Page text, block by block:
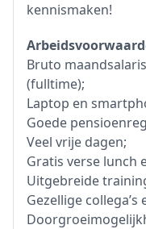
kennismaken!
Bruto
(fulltime);
Laptop en
Goede
Veel vrije dagen;
Gratis verse lunch
Uitgebreide
Gezellige